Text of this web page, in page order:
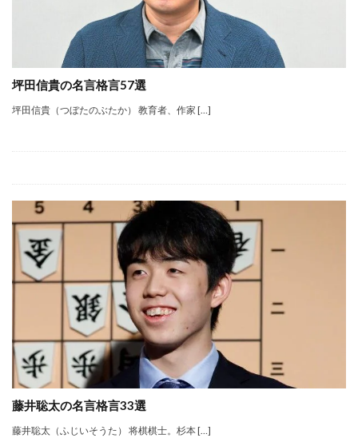
坪田信貴の名言格言57選
坪田信貴（つぼたのぶたか） 教育者、作家 […]
藤井聡太の名言格言33選
藤井聡太（ふじいそうた） 将棋棋士。杉本 […]